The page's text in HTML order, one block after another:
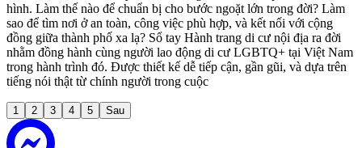
hình. Làm thế nào để chuẩn bị cho bước ngoặt lớn trong đời? Làm
sao để tìm nơi ở an toàn, công việc phù hợp, và kết nối với cộng
đồng giữa thành phố xa lạ? Sổ tay Hành trang di cư nội địa ra đời
nhằm đồng hành cùng người lao động di cư LGBTQ+ tại Việt Nam
trong hành trình đó. Được thiết kế dễ tiếp cận, gần gũi, và dựa trên
tiếng nói thật từ chính người trong cuộc
1 2 3 4 5 Sau